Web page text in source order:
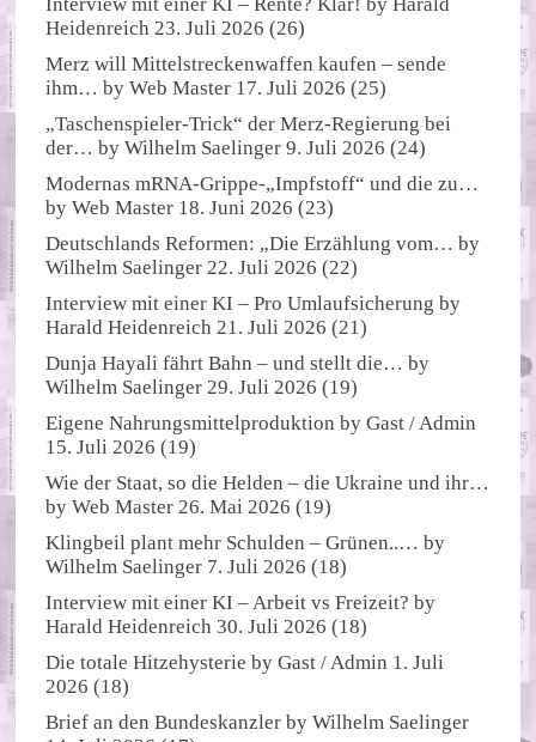
Interview mit einer KI – Rente? Klar! byHarald
Heidenreich 23. Juli 2026 (26)
Merz will Mittelstreckenwaffen kaufen – sende
ihm… byWeb Master 17. Juli 2026 (25)
„Taschenspieler-Trick“ der Merz-Regierung bei
der… byWilhelm Saelinger 9. Juli 2026 (24)
Modernas mRNA-Grippe-„Impfstoff“ und die zu…
byWeb Master 18. Juni 2026 (23)
Deutschlands Reformen: „Die Erzählung vom… by
Wilhelm Saelinger 22. Juli 2026 (22)
Interview mit einer KI – Pro Umlaufsicherung by
Harald Heidenreich 21. Juli 2026 (21)
Dunja Hayali fährt Bahn – und stellt die… by
Wilhelm Saelinger 29. Juli 2026 (19)
Eigene Nahrungsmittelproduktion byGast / Admin
15. Juli 2026 (19)
Wie der Staat, so die Helden – die Ukraine und ihr…
byWeb Master 26. Mai 2026 (19)
Klingbeil plant mehr Schulden – Grünen..… by
Wilhelm Saelinger 7. Juli 2026 (18)
Interview mit einer KI – Arbeit vs Freizeit? by
Harald Heidenreich 30. Juli 2026 (18)
Die totale Hitzehysterie byGast / Admin 1. Juli
2026 (18)
Brief an den Bundeskanzler byWilhelm Saelinger